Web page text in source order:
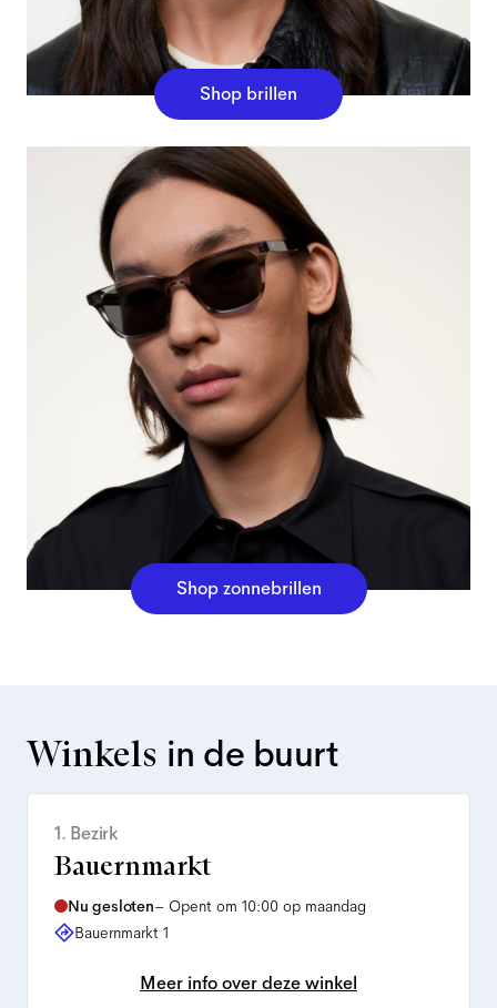
Shop brillen
Shop zonnebrillen
Winkels in de buurt
1. Bezirk
Bauernmarkt
Nu gesloten– Opent om 10:00 op maandag
Bauernmarkt 1
Meer info over deze winkel